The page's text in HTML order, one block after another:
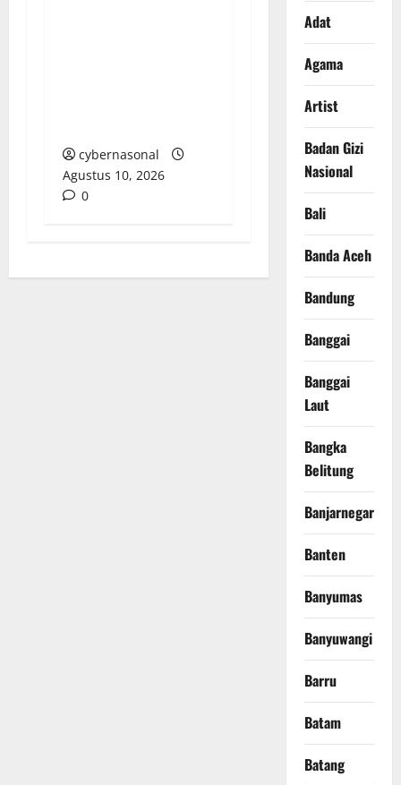
cybernasonal
Agustus 10, 2026
0
Adat
Agama
Artist
Badan Gizi
Nasional
Bali
Banda Aceh
Bandung
Banggai
Banggai
Laut
Bangka
Belitung
Banjarnegara
Banten
Banyumas
Banyuwangi
Barru
Batam
Batang